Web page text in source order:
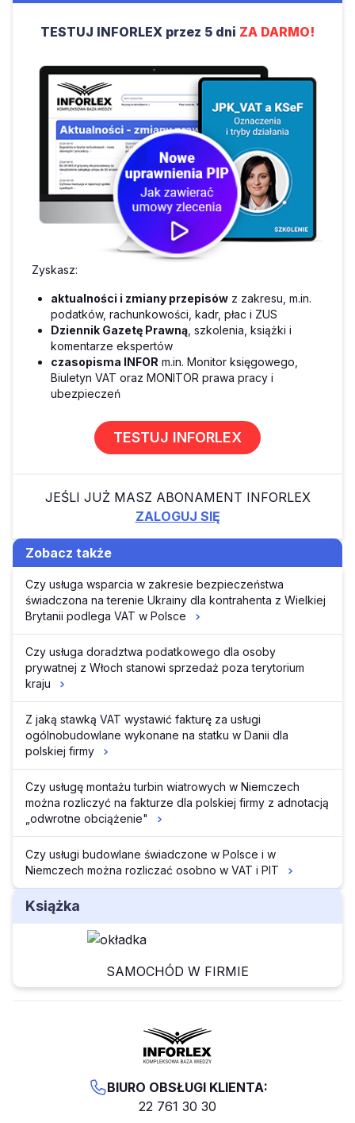
TESTUJ INFORLEX przez 5 dni ZA DARMO!
Zyskasz:
aktualności i zmiany przepisów z zakresu, m.in.
podatków, rachunkowości, kadr, płac i ZUS
Dziennik Gazetę Prawną , szkolenia, książki i
komentarze ekspertów
czasopisma INFOR m.in. Monitor księgowego,
Biuletyn VAT oraz MONITOR prawa pracy i
ubezpieczeń
TESTUJ INFORLEX
JEŚLI JUŻ MASZ ABONAMENT INFORLEX
ZALOGUJ SIĘ
Zobacz także
Czy usługa wsparcia w zakresie bezpieczeństwa
świadczona na terenie Ukrainy dla kontrahenta z Wielkiej
Brytanii podlega VAT w Polsce
Czy usługa doradztwa podatkowego dla osoby
prywatnej z Włoch stanowi sprzedaż poza terytorium
kraju
Z jaką stawką VAT wystawić fakturę za usługi
ogólnobudowlane wykonane na statku w Danii dla
polskiej firmy
Czy usługę montażu turbin wiatrowych w Niemczech
można rozliczyć na fakturze dla polskiej firmy z adnotacją
„odwrotne obciążenie"
Czy usługi budowlane świadczone w Polsce i w
Niemczech można rozliczać osobno w VAT i PIT
Książka
SAMOCHÓD W FIRMIE
BIURO OBSŁUGI KLIENTA:
22 761 30 30